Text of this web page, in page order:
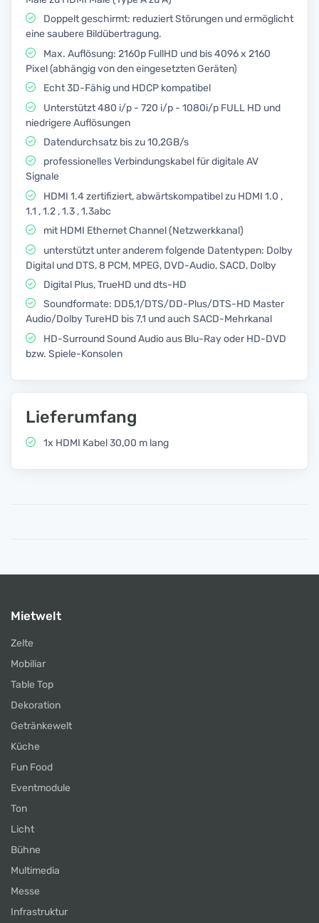
Doppelt geschirmt: reduziert Störungen und ermöglicht
eine saubere Bildübertragung.
Max. Auflösung: 2160p FullHD und bis 4096 x 2160
Pixel (abhängig von den eingesetzten Geräten)
Echt 3D-Fähig und HDCP kompatibel
Unterstützt 480 i/p - 720 i/p - 1080i/p FULL HD und
niedrigere Auflösungen
Datendurchsatz bis zu 10,2GB/s
professionelles Verbindungskabel für digitale AV
Signale
HDMI 1.4 zertifiziert, abwärtskompatibel zu HDMI 1.0 ,
1.1 , 1.2 , 1.3 , 1.3abc
mit HDMI Ethernet Channel (Netzwerkkanal)
unterstützt unter anderem folgende Datentypen: Dolby
Digital und DTS, 8 PCM, MPEG, DVD-Audio, SACD, Dolby
Digital Plus, TrueHD und dts-HD
Soundformate: DD5,1/DTS/DD-Plus/DTS-HD Master
Audio/Dolby TureHD bis 7,1 und auch SACD-Mehrkanal
HD-Surround Sound Audio aus Blu-Ray oder HD-DVD
bzw. Spiele-Konsolen
Lieferumfang
1x HDMI Kabel 30,00 m lang
Mietwelt
Zelte
Mobiliar
Table Top
Dekoration
Getränkewelt
Küche
Fun Food
Eventmodule
Ton
Licht
Bühne
Multimedia
Messe
Infrastruktur